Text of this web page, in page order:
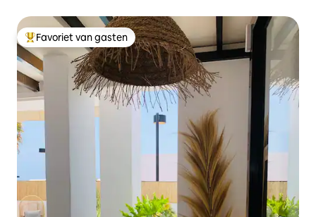
Topfavoriet van gasten
Favoriet van gasten